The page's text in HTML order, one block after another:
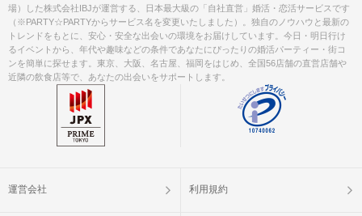
場）した株式会社IBJが運営する、日本最大級の「自社直営」婚活・恋活サービスです
（※PARTY☆PARTYからサービス名を変更いたしました）。独自のノウハウと最新の
トレンドをもとに、安心・安全な出会いの環境をお届けしています。今日・明日行け
るイベントから、年代や趣味などの条件であなたにぴったりの婚活パーティー・街コ
ンを簡単に探せます。東京、大阪、名古屋、福岡をはじめ、全国56店舗の直営店舗や
近隣の飲食店等で、あなたの出会いをサポートします。
運営会社 利用規約